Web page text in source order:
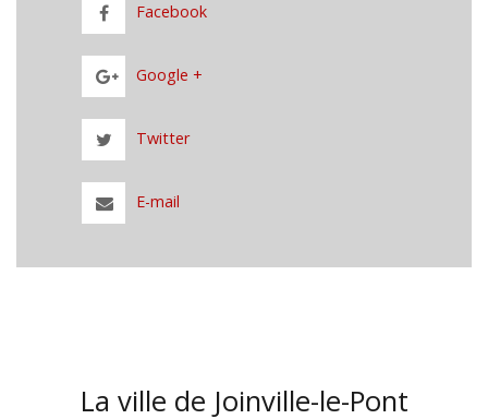
Facebook
Google +
Twitter
E-mail
La ville de Joinville-le-Pont